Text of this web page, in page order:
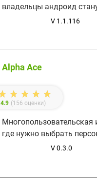
владельцы андроид
V 1.1.116
Alpha Ace
4.9 (156 оценки)
Многопользовательская
где нужно выбрать
V 0.3.0